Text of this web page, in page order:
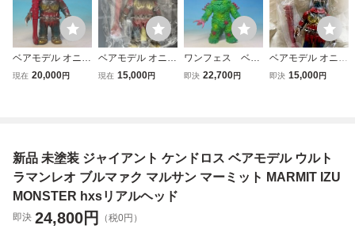
ベアモデル オニバ
ンバIZUMONSTE
headスーフェスM
ARMIT
現在 20,000円
ベアモデル オニバ
ンバIZUMONSTE
MARMIT
現在 15,000円
ワンフェス ベア
モデル バサラ IZU
MIT
即決 22,700円
ベアモデル オニバ
ンバIZUMONSTE
headスーフェスM
ARMIT
即決 15,000円
新品 未塗装 ジャイアント ケンドロス ベアモデル ウルト
ラマンレオ ブルマァク マルサン マーミット MARMIT IZU
MONSTER hxsリアルヘッド
即決 24,800円 （税0円）